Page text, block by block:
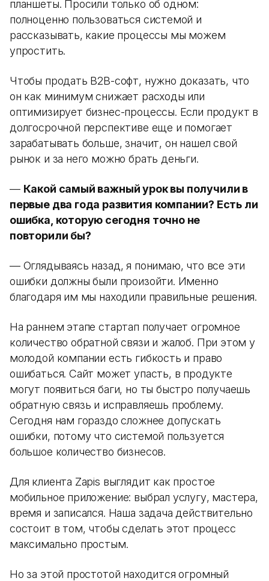
планшеты. Просили только об одном:
полноценно пользоваться системой и
рассказывать, какие процессы мы можем
упростить.
Чтобы продать B2B-софт, нужно доказать, что
он как минимум снижает расходы или
оптимизирует бизнес-процессы. Если продукт в
долгосрочной перспективе еще и помогает
зарабатывать больше, значит, он нашел свой
рынок и за него можно брать деньги.
— Какой самый важный урок вы получили в
первые два года развития компании? Есть ли
ошибка, которую сегодня точно не
повторили бы?
— Оглядываясь назад, я понимаю, что все эти
ошибки должны были произойти. Именно
благодаря им мы находили правильные решения.
На раннем этапе стартап получает огромное
количество обратной связи и жалоб. При этом у
молодой компании есть гибкость и право
ошибаться. Сайт может упасть, в продукте
могут появиться баги, но ты быстро получаешь
обратную связь и исправляешь проблему.
Сегодня нам гораздо сложнее допускать
ошибки, потому что системой пользуется
большое количество бизнесов.
Для клиента Zapis выглядит как простое
мобильное приложение: выбрал услугу, мастера,
время и записался. Наша задача действительно
состоит в том, чтобы сделать этот процесс
максимально простым.
Но за этой простотой находится огромный